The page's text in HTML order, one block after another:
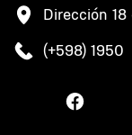
Dirección 18
(+598) 1950